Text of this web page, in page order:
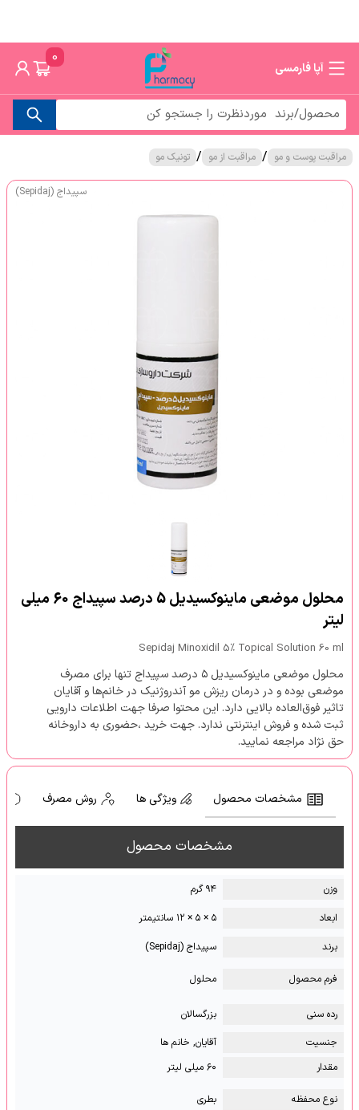
آپا فارمسی
0
مراقبت پوست و مو / مراقبت از مو / تونیک مو
سپیداج (Sepidaj)
محلول موضعی ماینوکسیدیل 5 درصد سپیداج 60 میلی
لیتر
Sepidaj Minoxidil 5% Topical Solution 60 ml
محلول موضعی ماینوکسیدیل ۵ درصد سپیداج تنها برای مصرف
موضعی بوده و در درمان ریزش مو آندروژنیک در خانم‌ها و آقایان
تاثیر فوق‌العاده بالایی دارد. این محتوا صرفا جهت اطلاعات دارویی
ثبت شده و فروش اینترنتی ندارد. جهت خرید ،حضوری به داروخانه
حق نژاد مراجعه نمایید.
مشخصات محصول ویژگی ها روش مصرف
مشخصات محصول
وزن
۹۴ گرم
ابعاد
۵ × ۵ × ۱۲ سانتیمتر
برند
سپیداج (Sepidaj)
فرم محصول محلول
رده سنی
بزرگسالان
جنسیت
آقایان, خانم ها
مقدار
۶۰ میلی لیتر
نوع محفظه بطری